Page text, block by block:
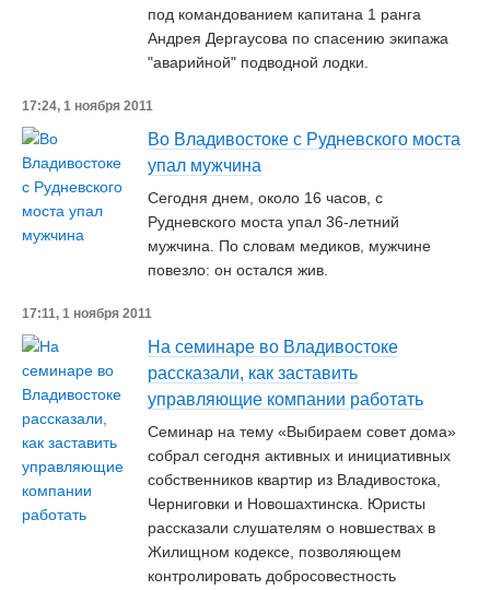
под командованием капитана 1 ранга
Андрея Дергаусова по спасению экипажа
"аварийной" подводной лодки.
17:24, 1 ноября 2011
Во Владивостоке с Рудневского моста
упал мужчина
Сегодня днем, около 16 часов, с
Рудневского моста упал 36-летний
мужчина. По словам медиков, мужчине
повезло: он остался жив.
17:11, 1 ноября 2011
На семинаре во Владивостоке
рассказали, как заставить
управляющие компании работать
Семинар на тему «Выбираем совет дома»
собрал сегодня активных и инициативных
собственников квартир из Владивостока,
Черниговки и Новошахтинска. Юристы
рассказали слушателям о новшествах в
Жилищном кодексе, позволяющем
контролировать добросовестность